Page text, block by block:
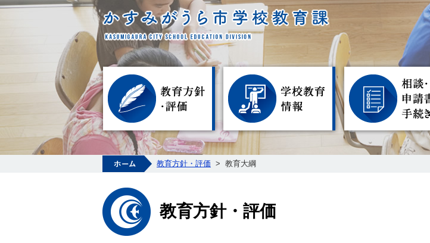
かすみがうら市学校教育
教育方針・評価 学校教育情報
ホーム
教育方針・評価 > 教育大綱
教育方針・評価